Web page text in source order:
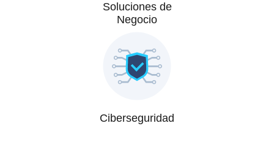
Soluciones de
Negocio
Ciberseguridad